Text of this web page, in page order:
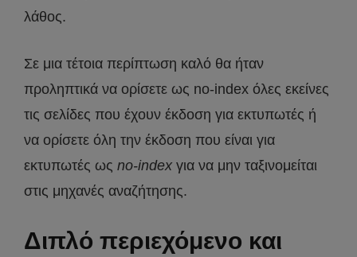
λάθος.
Σε μια τέτοια περίπτωση καλό θα ήταν
προληπτικά να ορίσετε ως no-index όλες εκείνες
τις σελίδες που έχουν έκδοση για εκτυπωτές ή
να ορίσετε όλη την έκδοση που είναι για
εκτυπωτές ως no-index για να μην ταξινομείται
στις μηχανές αναζήτησης.
Διπλό περιεχόμενο και